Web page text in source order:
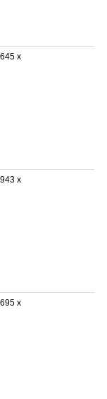
645 x
943 x
695 x